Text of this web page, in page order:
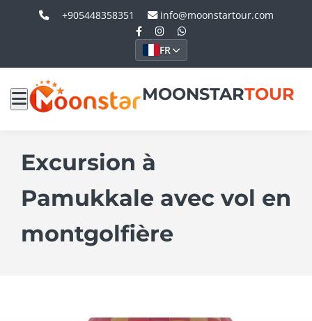
+905448358351 info@moonstartour.com
FR
MOONSTARTOUR
Excursion à
Pamukkale avec vol en
montgolfière